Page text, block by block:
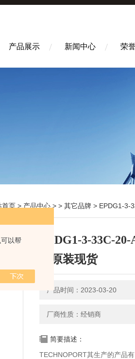
以帮
产品展示 新闻中心 荣
首页 > 产品中心 > > 其它品牌 > EPDG1-3-
EPDG1-3-33C-
阀原装现货
产品时间：2023-03-20
厂商性质：经销商
简要描述：
TECHNOPORT其生产的产品